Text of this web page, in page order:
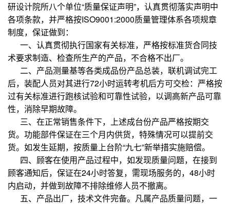
研设计院所八个单位“质量保证声明”，认真贯彻落实声明中
各项条款，并严格按ISO9001:2000质量管理体系各项规章
制度，保证做到：
一、认真贯彻执行国家有关标准，严格按标准货合同技
术要求制造、检查所生产的产品，不合格不出厂。
二、产品测量基等各类成品份产品总装，联机调试完工
后，装配人员对其进行72小时运转考机后方可交检：严格按
过有关标准进行跑核试验和可靠性试验，以调高新产品可靠
性，消除早期故障。
三、在正常销售条件下，上述成台份产品严格按期交
货。功能部件保证在三个月内供货，特殊情况可以提前交
货。如发生延期，按质量上台阶“九七”新举措实施赔偿。
四、顾客在使用产品过程中，如发现质量问题，在接到
顾客通知后，保证在24小时答复，需现场服务的，48小时
内启动，并做到故障不排除维修人员不撤离。
五、产品出厂，技术文件完备。凡属产品质量问题，一